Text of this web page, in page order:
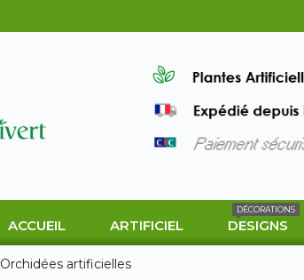
ACCUEIL ARTIFICIEL DESIGNS
DÉCORATIONS
Orchidées artificielles